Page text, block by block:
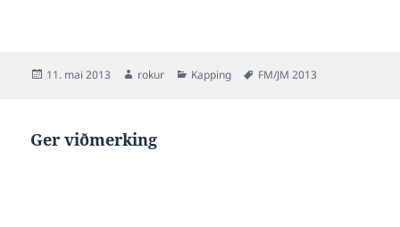
Posted
11. mai 2013 Author
rokur Categories
Kapping Tags
FM/JM 2013
Ger viðmerking